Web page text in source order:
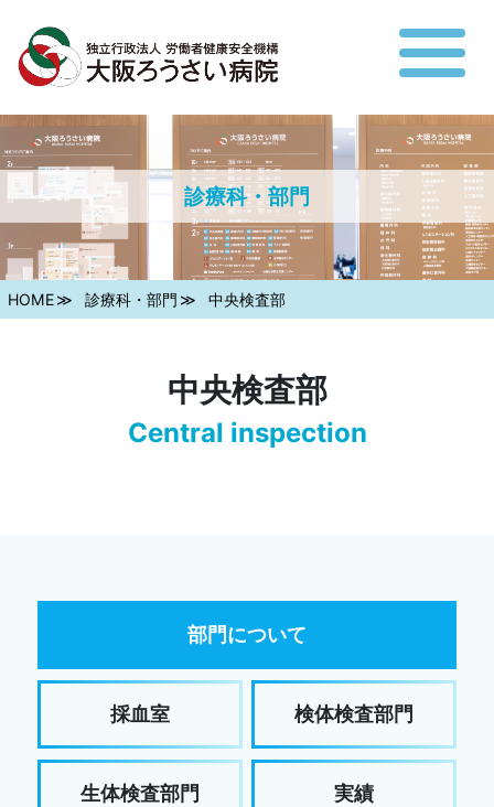
診療科・部門
HOME 診療科・部門 中央検査部
中央検査部
Central inspection
部門について
採血室 検体検査部門
生体検査部門 実績